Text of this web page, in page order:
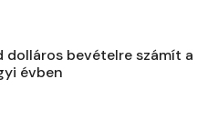
dolláros bevételre számít a
évben